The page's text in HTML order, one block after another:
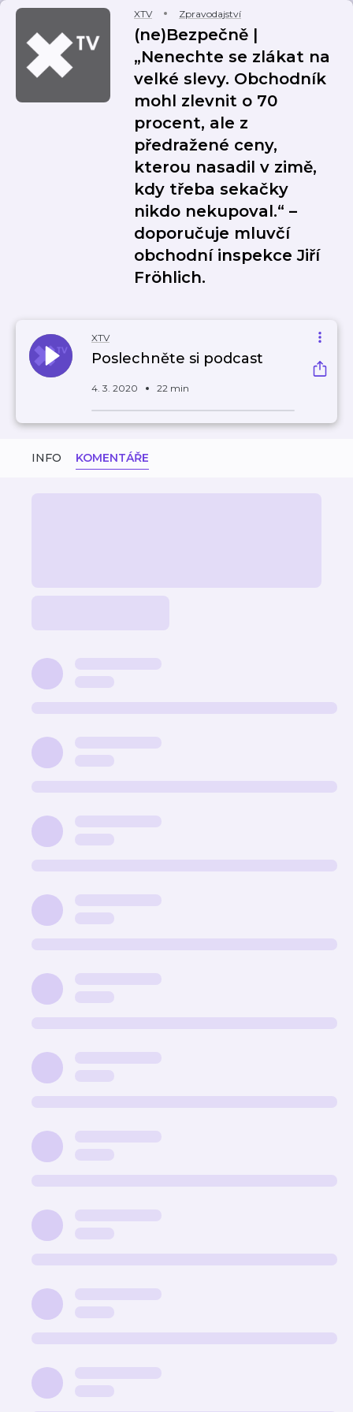
XTV Zpravodajství
(ne)Bezpečně |
„Nenechte se zlákat na
velké slevy. Obchodník
mohl zlevnit o 70
procent, ale z
předražené ceny,
kterou nasadil v zimě,
kdy třeba sekačky
nikdo nekupoval.“ –
doporučuje mluvčí
obchodní inspekce Jiří
Fröhlich.
XTV
Poslechněte si podcast
4. 3. 2020 22 min
INFO KOMENTÁŘE